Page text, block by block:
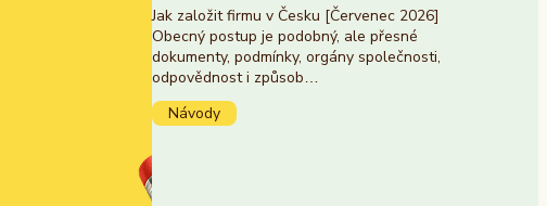
Jak založit firmu v Česku [Červenec 2026]
Obecný postup je podobný, ale přesné
dokumenty, podmínky, orgány společnosti,
odpovědnost i způsob…
Návody